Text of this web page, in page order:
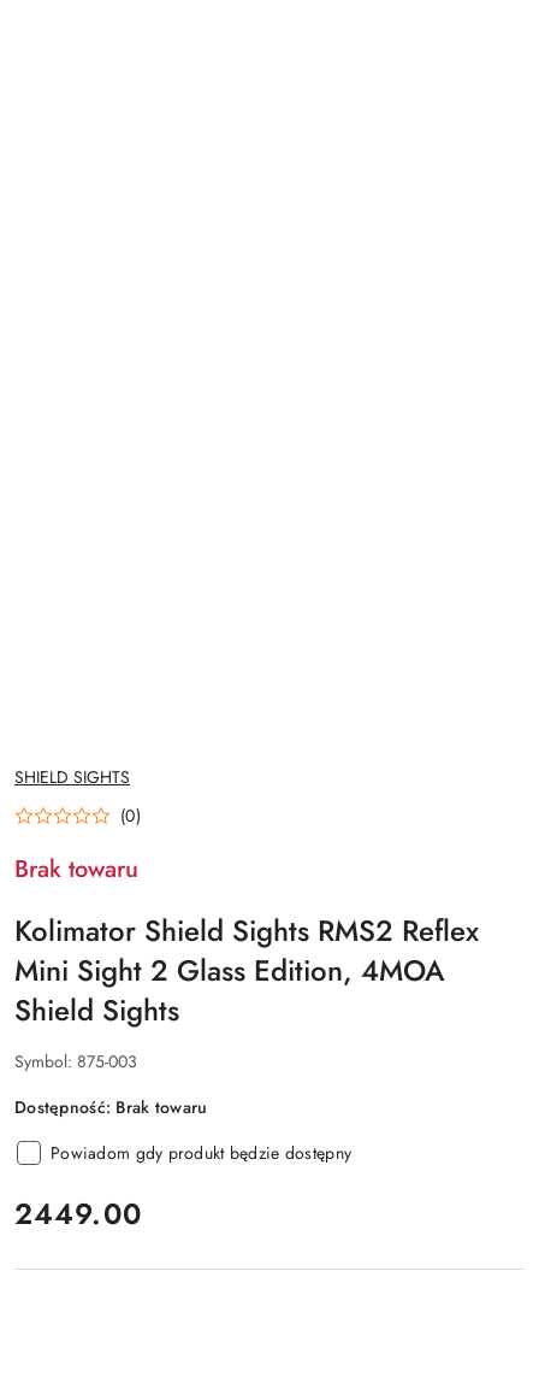
NAZWA
PRODUCENTA:
SHIELD SIGHTS
(0)
Brak towaru
Kolimator Shield Sights RMS2 Reflex
Mini Sight 2 Glass Edition, 4MOA
Shield Sights
Symbol: 875-003
Dostępność: Brak towaru
Powiadom gdy produkt będzie dostępny
cena:
2449.00